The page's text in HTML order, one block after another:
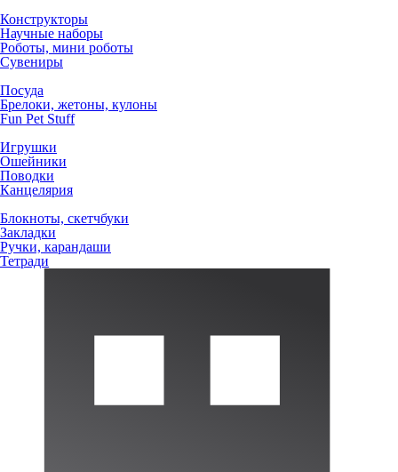
Конструкторы
Научные наборы
Роботы, мини роботы
Сувениры
Посуда
Брелоки, жетоны, кулоны
Fun Pet Stuff
Игрушки
Ошейники
Поводки
Канцелярия
Блокноты, скетчбуки
Закладки
Ручки, карандаши
Тетради